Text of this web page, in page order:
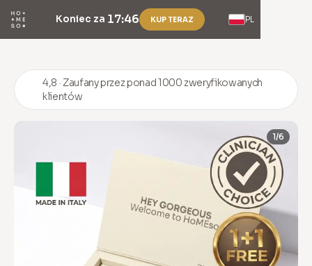
PL
Koniec za 17:46 KUP TERAZ
4,8 · Zaufany przez ponad 1000 zweryfikowanych
klientów
1/6